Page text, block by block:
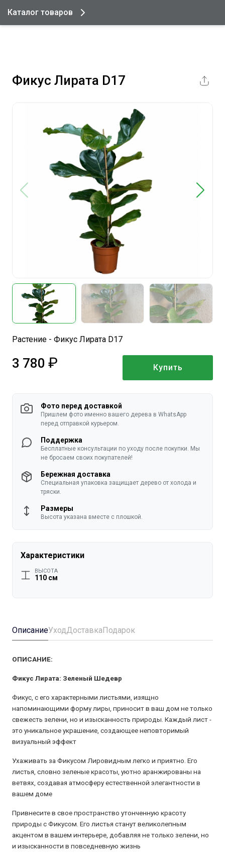
Каталог товаров
Фикус Лирата D17
Растение - Фикус Лирата D17
3 780 Купить
Фото перед доставкой
Пришлем фото именно вашего дерева в WhatsApp
перед отправкой курьером.
Поддержка
Бесплатные консультации по уходу после покупки. Мы
не бросаем своих покупателей!
Бережная доставка
Специальная упаковка защищает дерево от холода и
тряски.
Размеры
Высота указана вместе с плошкой.
Характеристики
ВЫСОТА
110 см
ОписаниеУходДоставкаПодарок
ОПИСАНИЕ:
Фикус Лирата: Зеленый Шедевр
Фикус, с его характерными листьями, изящно
напоминающими форму лиры, приносит в ваш дом не только
свежесть зелени, но и изысканность природы. Каждый лист -
это уникальное украшение, создающее неповторимый
визуальный эффект
Ухаживать за Фикусом Лировидным легко и приятно. Его
листья, словно зеленые красоты, уютно аранжированы на
ветвях, создавая атмосферу естественной элегантности в
вашем доме
Привнесите в свое пространство утонченную красоту
природы с Фикусом. Его листья станут великолепным
акцентом в вашем интерьере, добавляя не только зелени, но
и изысканности в повседневную жизнь